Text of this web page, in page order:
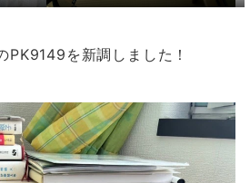
PK9149を新調しました！